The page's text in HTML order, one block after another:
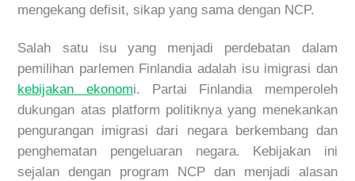
mengekang defisit, sikap yang sama dengan NCP.
Salah satu isu yang menjadi perdebatan dalam
pemilihan parlemen Finlandia adalah isu imigrasi dan
kebijakan ekonomi. Partai Finlandia memperoleh
dukungan atas platform politiknya yang menekankan
pengurangan imigrasi dari negara berkembang dan
penghematan pengeluaran negara. Kebijakan ini
sejalan dengan program NCP dan menjadi alasan